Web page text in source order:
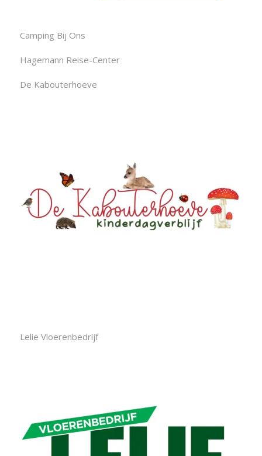
Camping Bij Ons
Hagemann Reise-Center
De Kabouterhoeve
Lelie Vloerenbedrijf